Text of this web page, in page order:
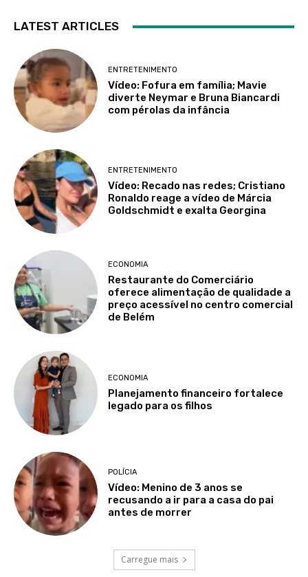
LATEST ARTICLES
ENTRETENIMENTO
Vídeo: Fofura em família; Mavie
diverte Neymar e Bruna Biancardi
com pérolas da infância
ENTRETENIMENTO
Vídeo: Recado nas redes; Cristiano
Ronaldo reage a vídeo de Márcia
Goldschmidt e exalta Georgina
ECONOMIA
Restaurante do Comerciário
oferece alimentação de qualidade a
preço acessível no centro comercial
de Belém
ECONOMIA
Planejamento financeiro fortalece
legado para os filhos
POLÍCIA
Vídeo: Menino de 3 anos se
recusando a ir para a casa do pai
antes de morrer
Carregue mais